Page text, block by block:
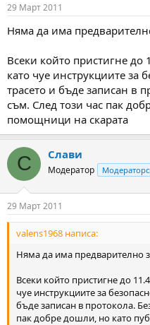
29 Март 2011
Няма да има
Всеки който пристигне до
като чуе инструкциите за
трасето и бъде записан в
съм. След този час пак
помощници на скарата
С Слави
Модератор
29 Март 2011
valens1968 написа:
Няма да има предварително
Всеки който пристигне до
чуе инструкциите за
бъде записан в протокола.
пак добре дошли, но като